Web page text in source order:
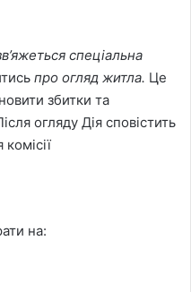
спеціальна
про огляд житла. Це
збитки та
огляду Дія сповістить
на: